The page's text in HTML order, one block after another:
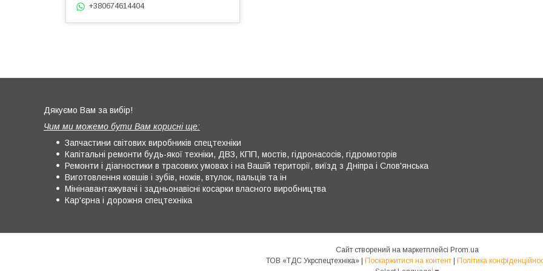
+380674614404
Дякуємо Вам за вибір!
Чим ми можемо бути Вам корисні ще:
Запчастини світових виробників спецтехніки
Капітальні ремонти будь-якої техніки, ДВЗ, КПП, мостів, гідронасосів, гідромоторів
Ремонти і діагностики в трасових умовах і на Вашій території, виїзд з Дніпра і Слов'янська
Виготовлення ковшів і зубів, ножів, втулок, пальців та ін
Мінінавантажувачі і задньонавісні косарки власного виробництва
Кар'єрна і дорожня спецтехніка
Сайт створений на маркетплейсі Prom.ua
ТОВ «ТДС Укрспецтехніка» | Поскаржитися на контент | Політика